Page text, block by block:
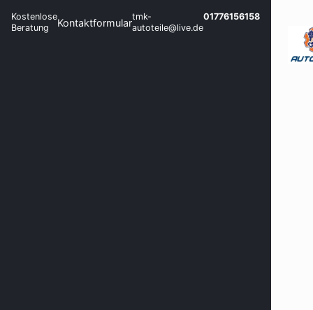
Kostenlose
Beratung
Kontaktformulartmk-
autoteile@live.de
01776156158